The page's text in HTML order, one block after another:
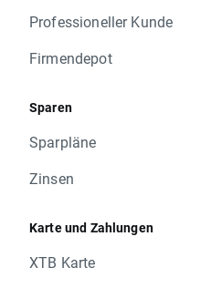
Professioneller Kunde
Firmendepot
Sparen
Sparpläne
Zinsen
Karte und Zahlungen
XTB Karte